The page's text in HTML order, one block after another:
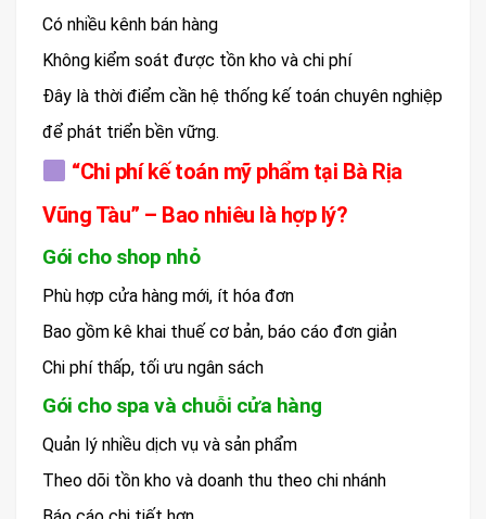
Có nhiều kênh bán hàng
Không kiểm soát được tồn kho và chi phí
Đây là thời điểm cần hệ thống kế toán chuyên nghiệp
để phát triển bền vững.
“Chi phí kế toán mỹ phẩm tại Bà Rịa
Vũng Tàu” – Bao nhiêu là hợp lý?
Gói cho shop nhỏ
Phù hợp cửa hàng mới, ít hóa đơn
Bao gồm kê khai thuế cơ bản, báo cáo đơn giản
Chi phí thấp, tối ưu ngân sách
Gói cho spa và chuỗi cửa hàng
Quản lý nhiều dịch vụ và sản phẩm
Theo dõi tồn kho và doanh thu theo chi nhánh